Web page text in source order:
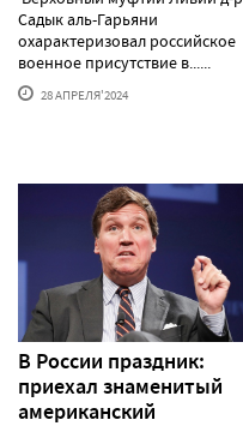
Садык аль-Гарьяни
охарактеризовал российское
военное присутствие в......
28 АПРЕЛЯ'2024
В России праздник:
приехал знаменитый
американский